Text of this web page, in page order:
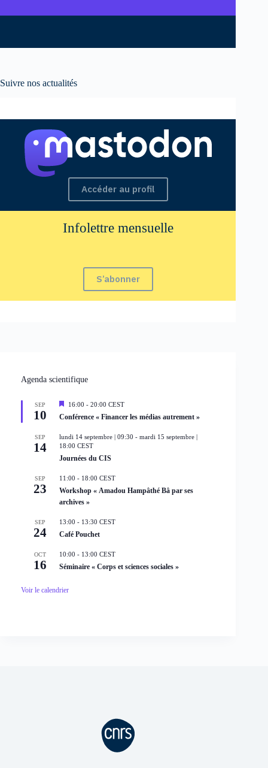
Suivre nos actualités
Accéder au profil
Infolettre mensuelle
S’abonner
Agenda scientifique
SEP
10
M
s
n
a
v
n
16:00 - 20:00 CEST
Conférence « Financer les médias autrement »
SEP
14
lundi 14 septembre | 09:30 - mardi 15 septembre |
18:00 CEST
Journées du CIS
SEP
23
11:00 - 18:00 CEST
Workshop « Amadou Hampâthé Bâ par ses
archives »
SEP
24
13:00 - 13:30 CEST
Café Pouchet
OCT
16
10:00 - 13:00 CEST
Séminaire « Corps et sciences sociales »
Voir le calendrier